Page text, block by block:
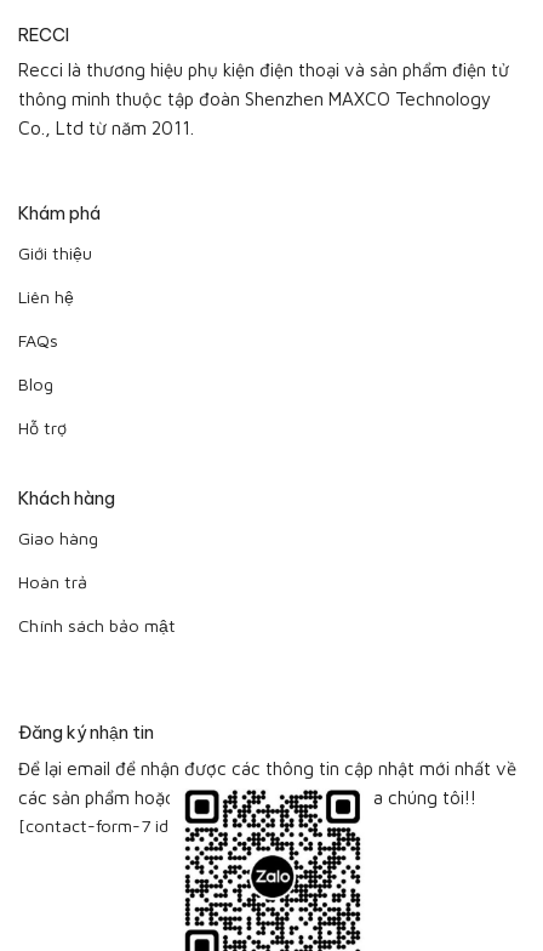
RECCI
Recci là thương hiệu phụ kiện điện thoại và sản phẩm điện tử
thông minh thuộc tập đoàn Shenzhen MAXCO Technology
Co., Ltd từ năm 2011.
Khám phá
Giới thiệu
Liên hệ
FAQs
Blog
Hỗ trợ
Khách hàng
Giao hàng
Hoàn trả
Chính sách bảo mật
Đăng ký nhận tin
Để lại email để nhận được các thông tin cập nhật mới nhất về
các sản phẩm hoặc bộ sưu tập sản phẩm của chúng tôi!!
[contact-form-7 id="115"]